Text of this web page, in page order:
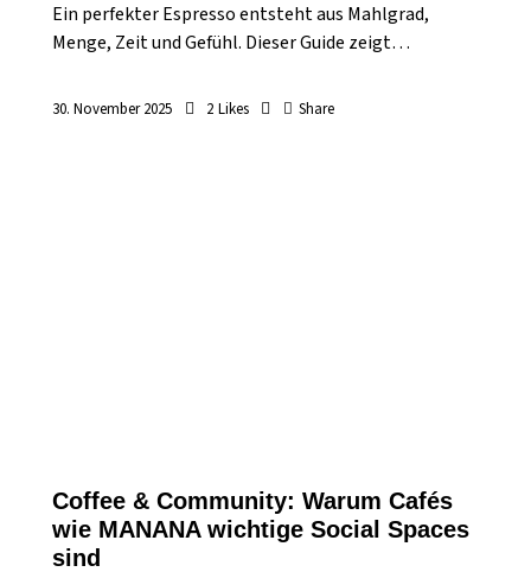
Ein perfekter Espresso entsteht aus Mahlgrad,
Menge, Zeit und Gefühl. Dieser Guide zeigt…
30. November 2025 2 Likes Share
Coffee & Community: Warum Cafés
wie MANANA wichtige Social Spaces
sind